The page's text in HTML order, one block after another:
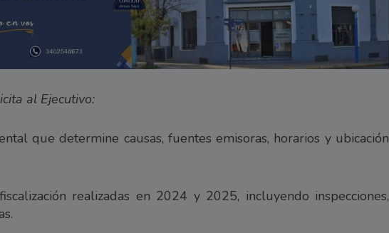
al Ejecutivo:
que determine causas, fuentes emisoras, horarios y ubicación
realizadas en 2024 y 2025, incluyendo inspecciones,